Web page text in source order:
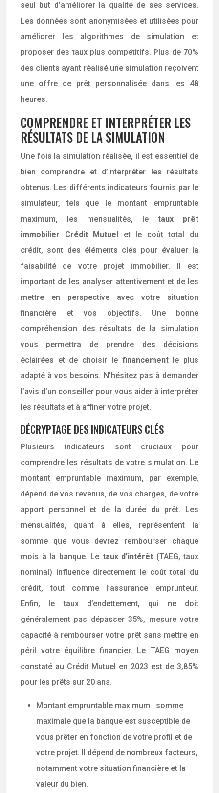
seul but d’améliorer la qualité de ses services.
Les données sont anonymisées et utilisées pour
améliorer les algorithmes de simulation et
proposer des taux plus compétitifs. Plus de 70%
des clients ayant réalisé une simulation reçoivent
une offre de prêt personnalisée dans les 48
heures.
COMPRENDRE ET INTERPRÉTER LES
RÉSULTATS DE LA SIMULATION
Une fois la simulation réalisée, il est essentiel de
bien comprendre et d’interpréter les résultats
obtenus. Les différents indicateurs fournis par le
simulateur, tels que le montant empruntable
maximum, les mensualités, le taux prêt
immobilier Crédit Mutuel et le coût total du
crédit, sont des éléments clés pour évaluer la
faisabilité de votre projet immobilier. Il est
important de les analyser attentivement et de les
mettre en perspective avec votre situation
financière et vos objectifs. Une bonne
compréhension des résultats de la simulation
vous permettra de prendre des décisions
éclairées et de choisir le financement le plus
adapté à vos besoins. N’hésitez pas à demander
l’avis d’un conseiller pour vous aider à interpréter
les résultats et à affiner votre projet.
DÉCRYPTAGE DES INDICATEURS CLÉS
Plusieurs indicateurs sont cruciaux pour
comprendre les résultats de votre simulation. Le
montant empruntable maximum, par exemple,
dépend de vos revenus, de vos charges, de votre
apport personnel et de la durée du prêt. Les
mensualités, quant à elles, représentent la
somme que vous devrez rembourser chaque
mois à la banque. Le taux d’intérêt (TAEG, taux
nominal) influence directement le coût total du
crédit, tout comme l’assurance emprunteur.
Enfin, le taux d’endettement, qui ne doit
généralement pas dépasser 35%, mesure votre
capacité à rembourser votre prêt sans mettre en
péril votre équilibre financier. Le TAEG moyen
constaté au Crédit Mutuel en 2023 est de 3,85%
pour les prêts sur 20 ans.
Montant empruntable maximum : somme
maximale que la banque est susceptible de
vous prêter en fonction de votre profil et de
votre projet. Il dépend de nombreux facteurs,
notamment votre situation financière et la
valeur du bien.